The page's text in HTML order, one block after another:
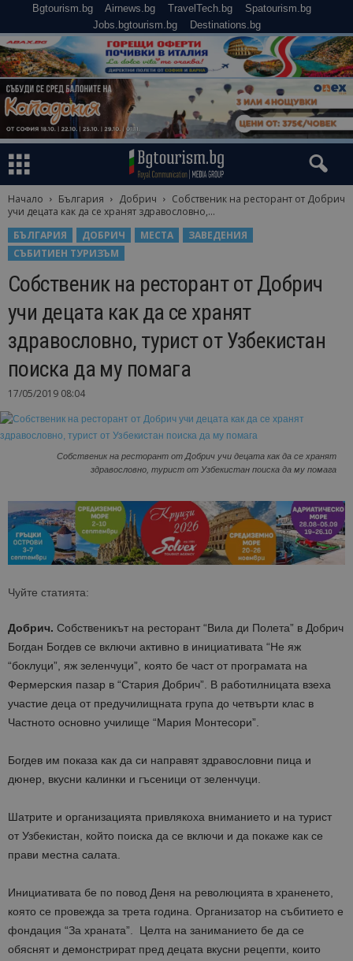
Bgtourism.bg Airnews.bg TravelTech.bg
Spatourism.bg
Jobs.bgtourism.bg
Destinations.bg
Начало България Добрич
Собственик на ресторант от Добрич
учи децата как да се хранят здравословно,...
БЪЛГАРИЯ
ДОБРИЧ МЕСТА
ЗАВЕДЕНИЯ
СЪБИТИЕН ТУРИЗЪМ
Собственик на ресторант от Добрич
учи децата как да се хранят
здравословно, турист от Узбекистан
поиска да му помага
17/05/2019 08:04
Собственик на ресторант от Добрич учи децата как да се хранят
здравословно, турист от Узбекистан поиска да му помага
Чуйте статията:
Добрич. Собственикът на ресторант “Вила ди Полета” в Добрич
Богдан Богдев се включи активно в инициативата “Не яж
“боклуци”, яж зеленчуци”, която бе част от програмата на
Фермерския пазар в “Стария Добрич”. В работилницата взеха
участие деца от предучилищната група до четвърти клас в
Частното основно училище “Мария Монтесори”.
Богдев им показа как да си направят здравословни пица и
дюнер, вкусни калинки и гъсеници от зеленчуци.
Шатрите и организацията привлякоха вниманието и на турист
от Узбекистан, който поиска да се включи и да покаже как се
прави местна салата.
Инициативата бе по повод Деня на революцията в храненето,
която се провежда за трета година. Организатор на събитието е
фондация “За храната”. Целта на заниманието бе да се
обяснят и демонстрират пред децата вкусни рецепти, които